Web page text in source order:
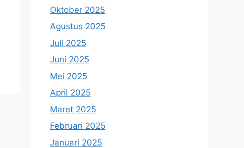
Oktober 2025
Agustus 2025
Juli 2025
Juni 2025
Mei 2025
April 2025
Maret 2025
Februari 2025
Januari 2025